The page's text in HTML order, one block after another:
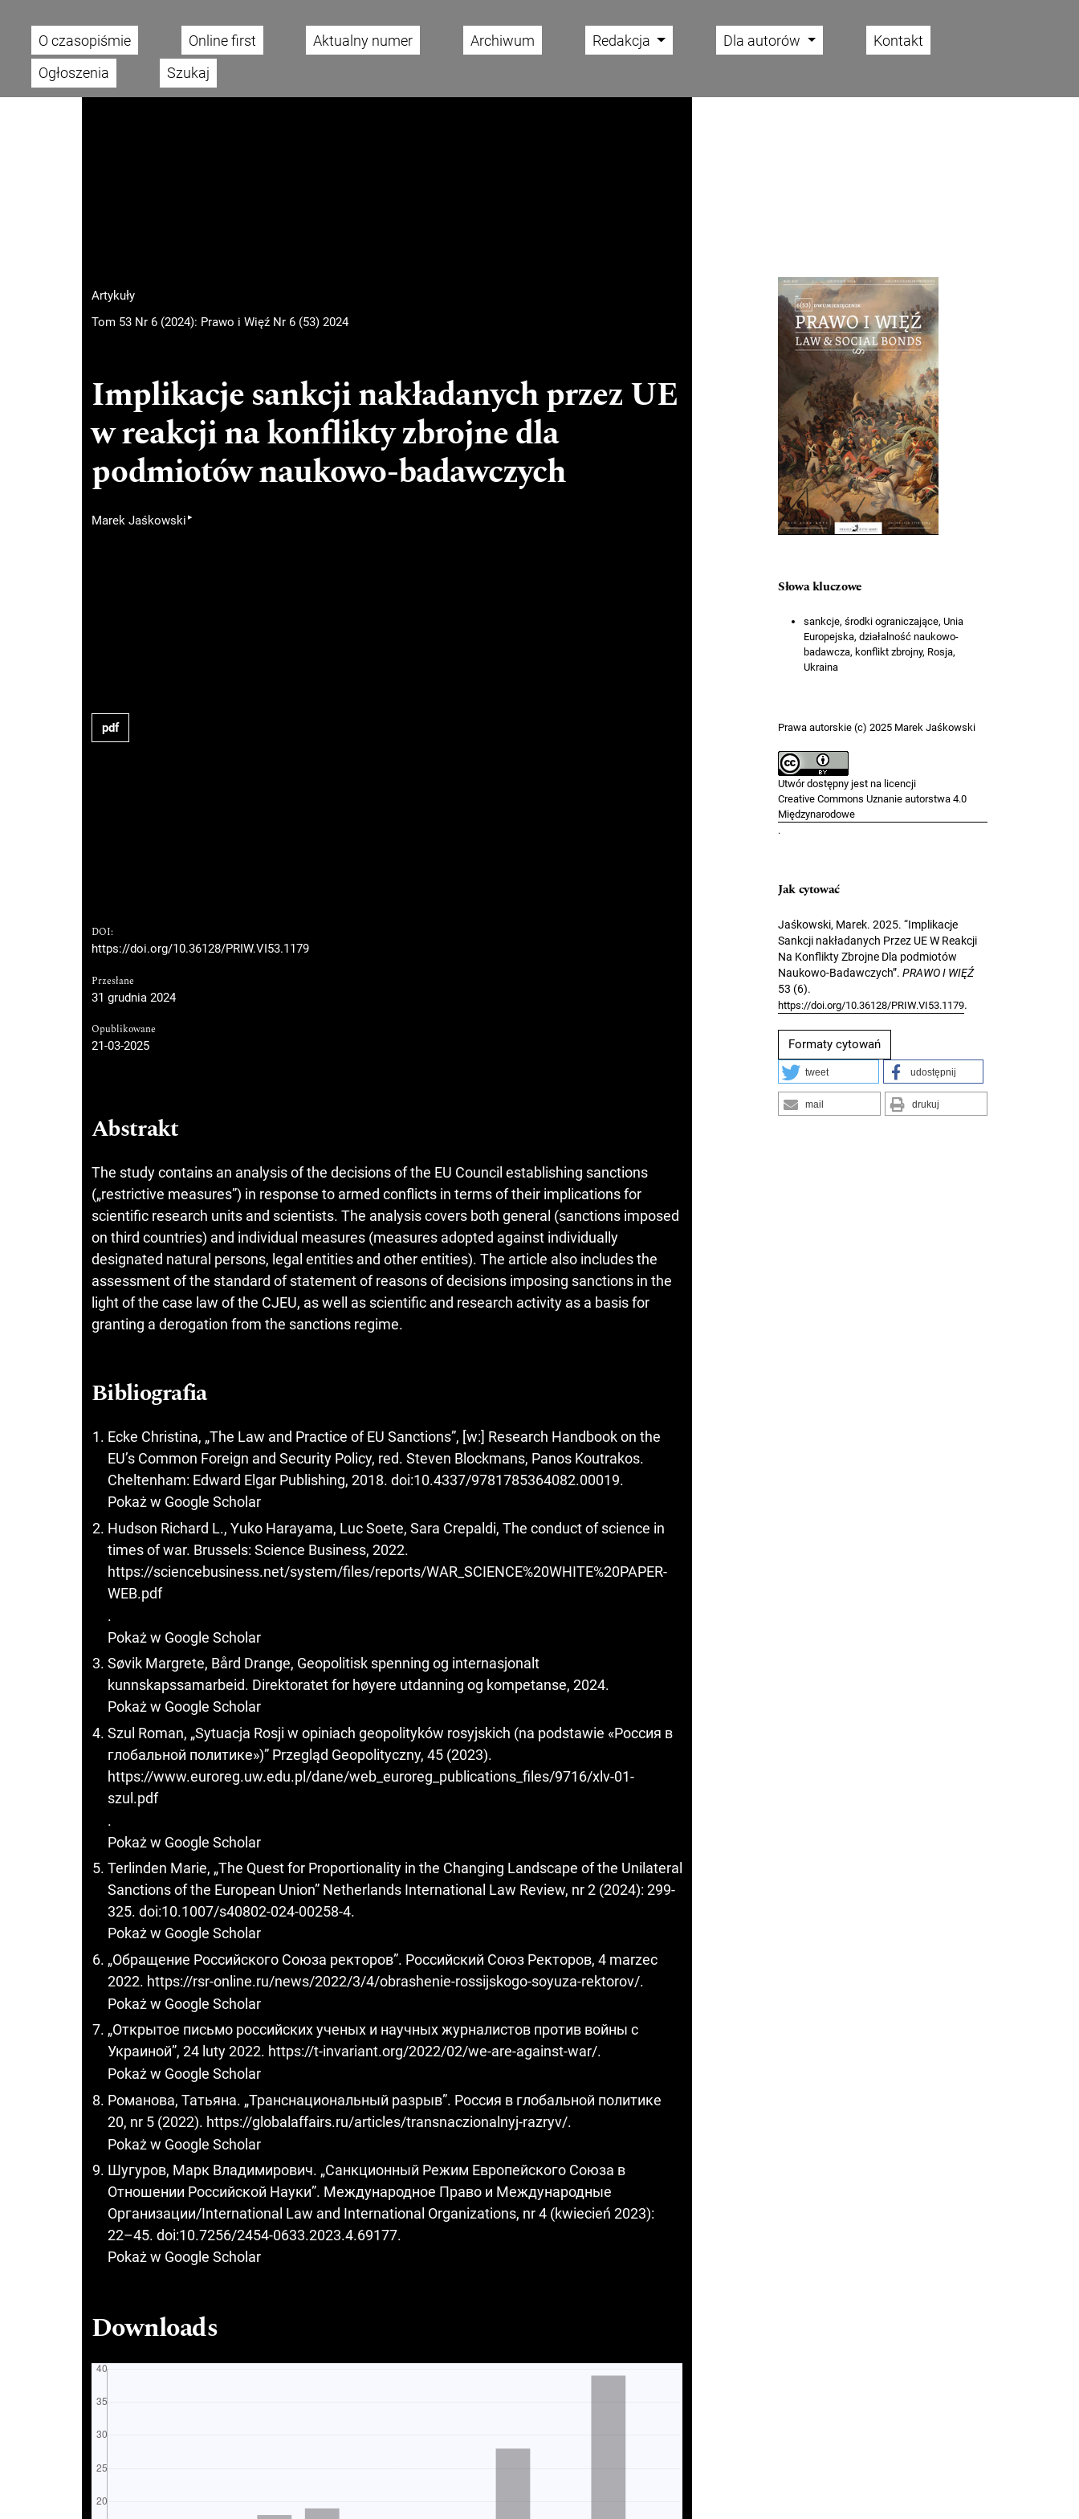
Main menu
O czasopiśmie Online first Aktualny numer Archiwum Redakcja Dla autorów
Kontakt
Ogłoszenia
Szukaj
Artykuły
Tom 53 Nr 6 (2024): Prawo i Więź Nr 6 (53) 2024
Implikacje sankcji nakładanych przez UE
w reakcji na konflikty zbrojne dla
podmiotów naukowo-badawczych
Marek Jaśkowski ▸
pdf
DOI:
https://doi.org/10.36128/PRIW.VI53.1179
Przesłane
31 grudnia 2024
Opublikowane
21-03-2025
Abstrakt
The study contains an analysis of the decisions of the EU Council establishing sanctions
(„restrictive measures”) in response to armed conflicts in terms of their implications for
scientific research units and scientists. The analysis covers both general (sanctions imposed
on third countries) and individual measures (measures adopted against individually
designated natural persons, legal entities and other entities). The article also includes the
assessment of the standard of statement of reasons of decisions imposing sanctions in the
light of the case law of the CJEU, as well as scientific and research activity as a basis for
granting a derogation from the sanctions regime.
Bibliografia
Ecke Christina, „The Law and Practice of EU Sanctions”, [w:] Research Handbook on the
EU’s Common Foreign and Security Policy, red. Steven Blockmans, Panos Koutrakos.
Cheltenham: Edward Elgar Publishing, 2018. doi:10.4337/9781785364082.00019.
Pokaż w Google Scholar
Hudson Richard L., Yuko Harayama, Luc Soete, Sara Crepaldi, The conduct of science in
times of war. Brussels: Science Business, 2022.
https://sciencebusiness.net/system/files/reports/WAR_SCIENCE%20WHITE%20PAPER-
WEB.pdf
.
Pokaż w Google Scholar
Søvik Margrete, Bård Drange, Geopolitisk spenning og internasjonalt
kunnskapssamarbeid. Direktoratet for høyere utdanning og kompetanse, 2024.
Pokaż w Google Scholar
Szul Roman, „Sytuacja Rosji w opiniach geopolityków rosyjskich (na podstawie «Россия в
глобальной политике»)” Przegląd Geopolityczny, 45 (2023).
https://www.euroreg.uw.edu.pl/dane/web_euroreg_publications_files/9716/xlv-01-
szul.pdf
.
Pokaż w Google Scholar
Terlinden Marie, „The Quest for Proportionality in the Changing Landscape of the Unilateral
Sanctions of the European Union” Netherlands International Law Review, nr 2 (2024): 299-
325. doi:10.1007/s40802-024-00258-4.
Pokaż w Google Scholar
„Обращение Российского Союза ректоров”. Российский Союз Ректоров, 4 marzec
2022. https://rsr-online.ru/news/2022/3/4/obrashenie-rossijskogo-soyuza-rektorov/.
Pokaż w Google Scholar
„Открытое письмо российских ученых и научных журналистов против войны с
Украиной”, 24 luty 2022. https://t-invariant.org/2022/02/we-are-against-war/.
Pokaż w Google Scholar
Романова, Татьяна. „Транснациональный разрыв”. Россия в глобальной политике
20, nr 5 (2022). https://globalaffairs.ru/articles/transnaczionalnyj-razryv/.
Pokaż w Google Scholar
Шугуров, Марк Владимирович. „Санкционный Режим Европейского Союза в
Отношении Российской Науки”. Международное Право и Международные
Организации/International Law and International Organizations, nr 4 (kwiecień 2023):
22–45. doi:10.7256/2454-0633.2023.4.69177.
Pokaż w Google Scholar
Downloads
Cover image
Słowa kluczowe
sankcje, środki ograniczające, Unia
Europejska, działalność naukowo-
badawcza, konflikt zbrojny, Rosja,
Ukraina
Prawa autorskie (c) 2025 Marek Jaśkowski
Utwór dostępny jest na licencji
Creative Commons Uznanie autorstwa 4.0
Międzynarodowe
.
Jak cytować
Jaśkowski, Marek. 2025. “Implikacje
Sankcji nakładanych Przez UE W Reakcji
Na Konflikty Zbrojne Dla podmiotów
Naukowo-Badawczych”. PRAWO I WIĘŹ
53 (6).
https://doi.org/10.36128/PRIW.VI53.1179.
Formaty cytowań
tweet udostępnij
mail drukuj